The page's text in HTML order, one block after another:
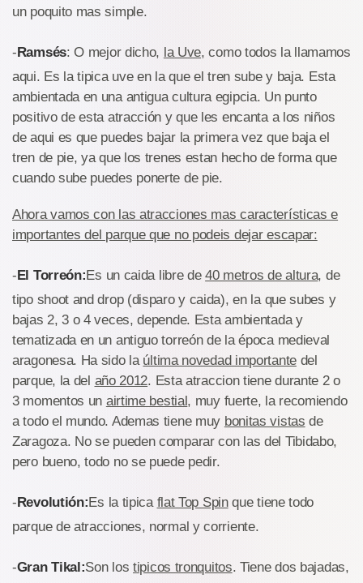
un poquito mas simple.
-Ramsés: O mejor dicho, la Uve, como todos la llamamos
aqui. Es la tipica uve en la que el tren sube y baja. Esta
ambientada en una antigua cultura egipcia. Un punto
positivo de esta atracción y que les encanta a los niños
de aqui es que puedes bajar la primera vez que baja el
tren de pie, ya que los trenes estan hecho de forma que
cuando sube puedes ponerte de pie.
Ahora vamos con las atracciones mas características e
importantes del parque que no podeis dejar escapar:
-El Torreón:Es un caida libre de40 metros de altura, de
tipo shoot and drop (disparo y caida), en la que subes y
bajas 2, 3 o 4 veces, depende. Esta ambientada y
tematizada en un antiguo torreón de la época medieval
aragonesa. Ha sido la última novedad importantedel
parque, la del año 2012. Esta atraccion tiene durante 2 o
3 momentos un airtime bestial, muy fuerte, la recomiendo
a todo el mundo. Ademas tiene muy bonitas vistas de
Zaragoza. No se pueden comparar con las del Tibidabo,
pero bueno, todo no se puede pedir.
-Revolutión:Es la tipica flat Top Spinque tiene todo
parque de atracciones, normal y corriente.
-Gran Tikal:Son lostipicos tronquitos. Tiene dos bajadas,